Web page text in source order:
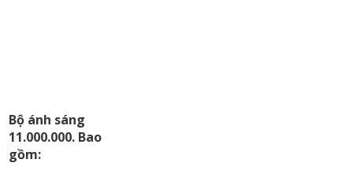
Bộ ánh sáng
11.000.000. Bao
gồm: